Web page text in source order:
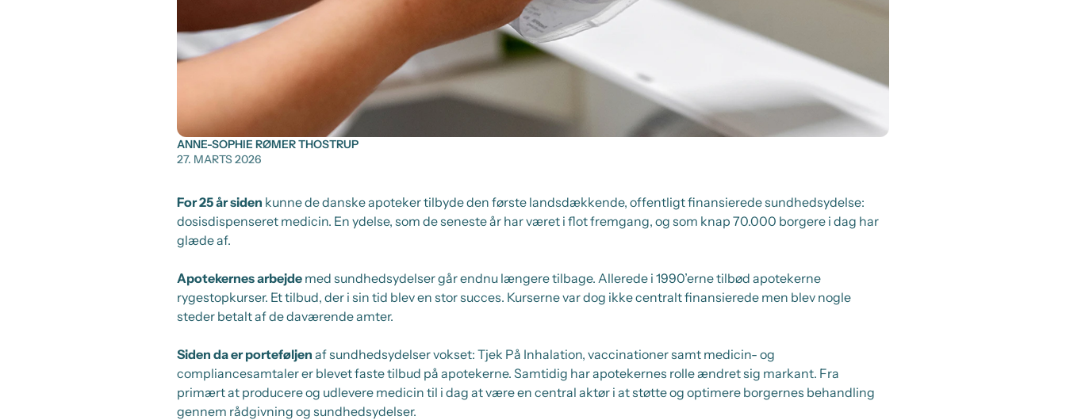
ANNE-SOPHIE RØMER THOSTRUP
27. MARTS 2026
For 25 år siden kunne de danske apoteker tilbyde den første landsdækkende, offentligt finansierede sundhedsydelse:
dosisdispenseret medicin. En ydelse, som de seneste år har været i flot fremgang, og som knap 70.000 borgere i dag har
glæde af.
Apotekernes arbejde med sundhedsydelser går endnu længere tilbage. Allerede i 1990’erne tilbød apotekerne
rygestopkurser. Et tilbud, der i sin tid blev en stor succes. Kurserne var dog ikke centralt finansierede men blev nogle
steder betalt af de daværende amter.
Siden da er porteføljen af sundhedsydelser vokset: Tjek På Inhalation, vaccinationer samt medicin- og
compliancesamtaler er blevet faste tilbud på apotekerne. Samtidig har apotekernes rolle ændret sig markant. Fra
primært at producere og udlevere medicin til i dag at være en central aktør i at støtte og optimere borgernes behandling
gennem rådgivning og sundhedsydelser.